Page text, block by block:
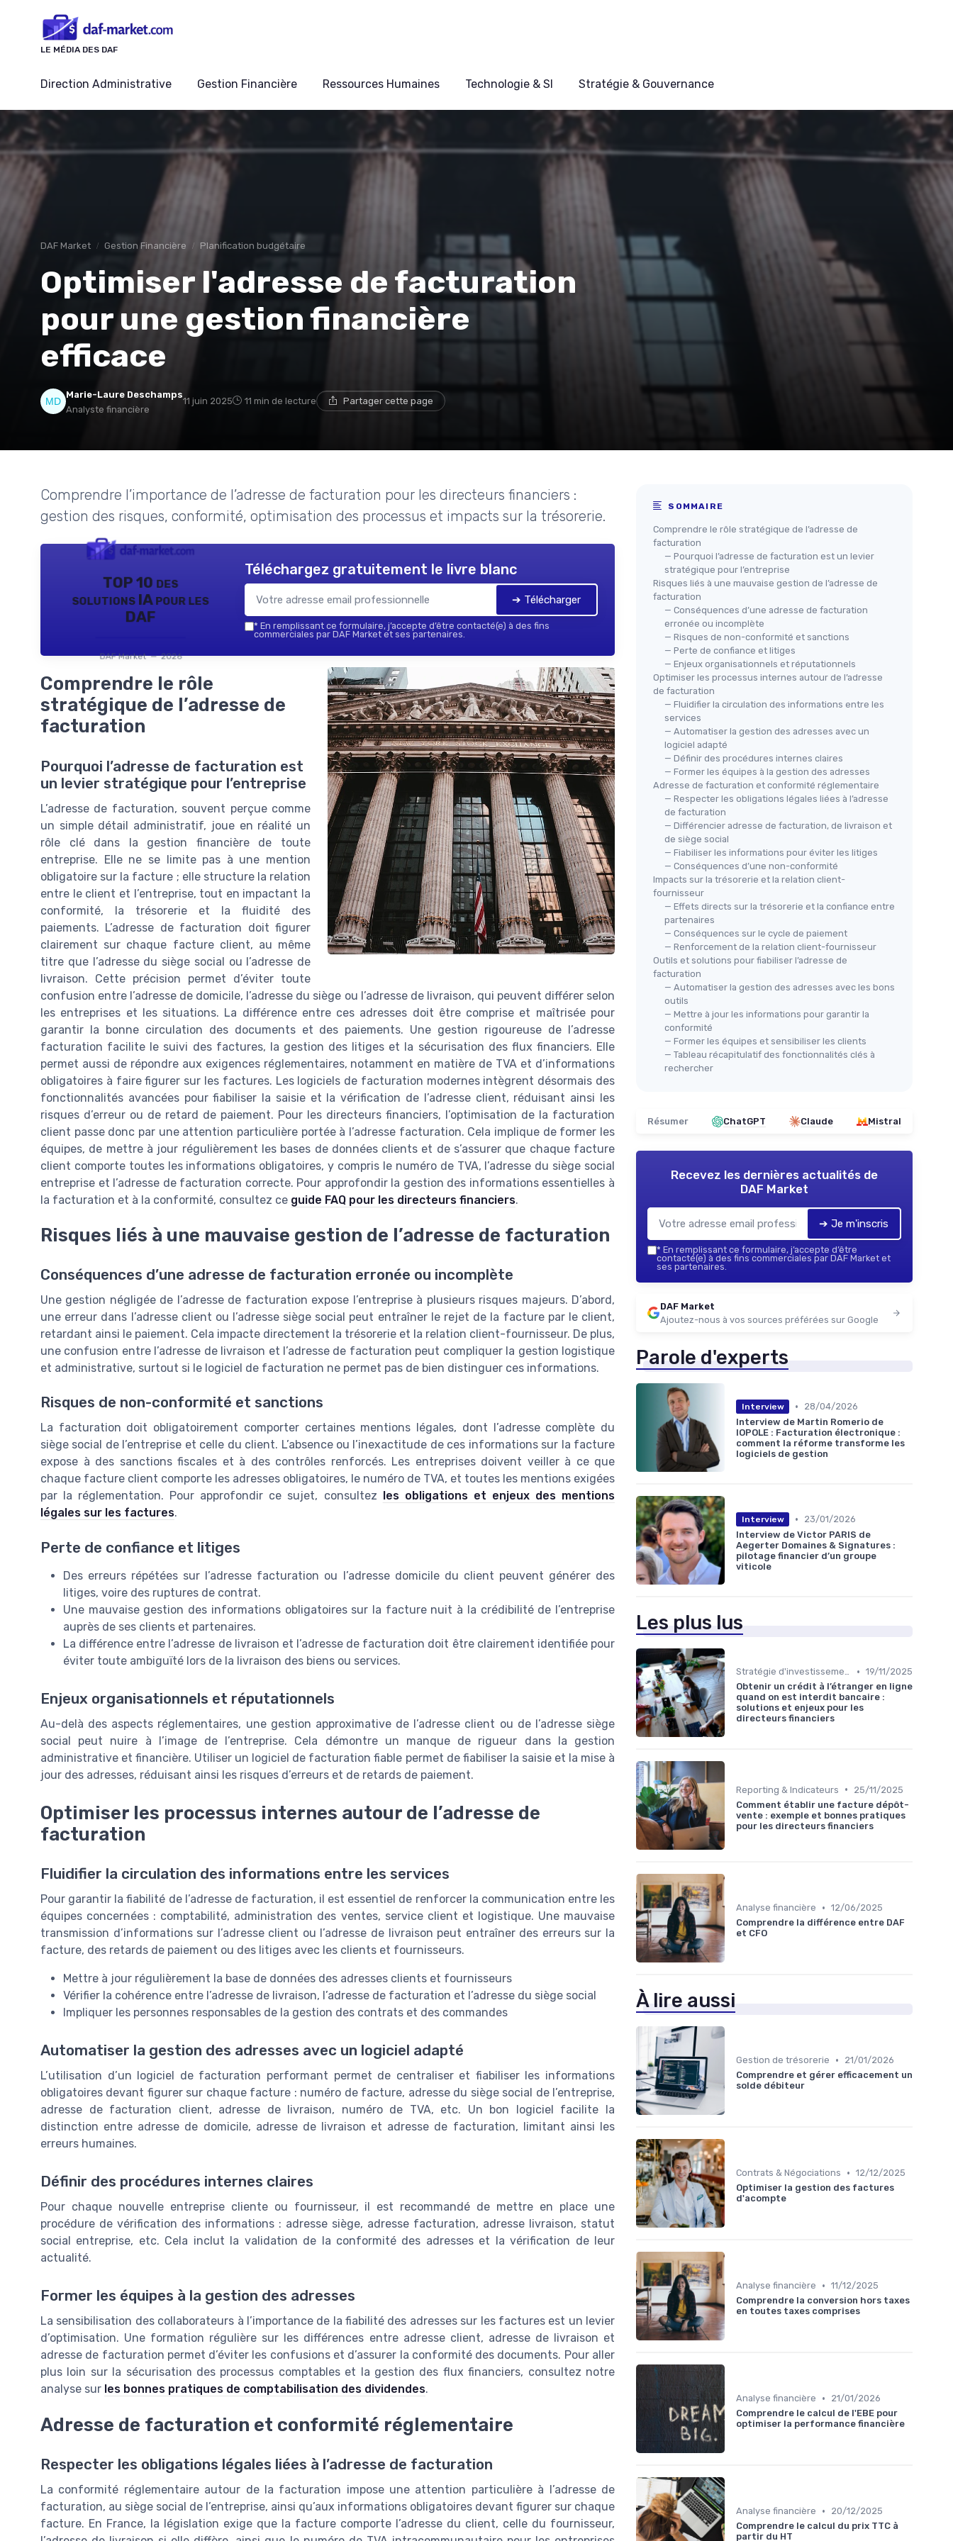
LE MÉDIA DES DAF
Direction Administrative Gestion Financière Ressources Humaines Technologie & SI Stratégie & Gouvernance
DAF Market Gestion Financière Planification budgétaire
Optimiser l'adresse de facturation
pour une gestion financière
efficace
Marie-Laure Deschamps
Analyste financière
11 juin 2025 11 min de lecture Partager cette page
Comprendre l’importance de l’adresse de facturation pour les directeurs financiers :
gestion des risques, conformité, optimisation des processus et impacts sur la trésorerie.
TOP 10 des
solutions IA pour les
DAF
DAF Market — 2026
Téléchargez gratuitement le livre blanc
➔ Télécharger
* En remplissant ce formulaire, j’accepte d’être contacté(e) à des fins
commerciales par DAF Market et ses partenaires.
Comprendre le rôle
stratégique de l’adresse de
facturation
Pourquoi l’adresse de facturation est
un levier stratégique pour l’entreprise
L’adresse de facturation, souvent perçue comme
un simple détail administratif, joue en réalité un
rôle clé dans la gestion financière de toute
entreprise. Elle ne se limite pas à une mention
obligatoire sur la facture ; elle structure la relation
entre le client et l’entreprise, tout en impactant la
conformité, la trésorerie et la fluidité des
paiements. L’adresse de facturation doit figurer
clairement sur chaque facture client, au même
titre que l’adresse du siège social ou l’adresse de
livraison. Cette précision permet d’éviter toute
confusion entre l’adresse de domicile, l’adresse du siège ou l’adresse de livraison, qui peuvent différer selon
les entreprises et les situations. La différence entre ces adresses doit être comprise et maîtrisée pour
garantir la bonne circulation des documents et des paiements. Une gestion rigoureuse de l’adresse
facturation facilite le suivi des factures, la gestion des litiges et la sécurisation des flux financiers. Elle
permet aussi de répondre aux exigences réglementaires, notamment en matière de TVA et d’informations
obligatoires à faire figurer sur les factures. Les logiciels de facturation modernes intègrent désormais des
fonctionnalités avancées pour fiabiliser la saisie et la vérification de l’adresse client, réduisant ainsi les
risques d’erreur ou de retard de paiement. Pour les directeurs financiers, l’optimisation de la facturation
client passe donc par une attention particulière portée à l’adresse facturation. Cela implique de former les
équipes, de mettre à jour régulièrement les bases de données clients et de s’assurer que chaque facture
client comporte toutes les informations obligatoires, y compris le numéro de TVA, l’adresse du siège social
entreprise et l’adresse de facturation correcte. Pour approfondir la gestion des informations essentielles à
la facturation et à la conformité, consultez ce guide FAQ pour les directeurs financiers.
Risques liés à une mauvaise gestion de l’adresse de facturation
Conséquences d’une adresse de facturation erronée ou incomplète
Une gestion négligée de l’adresse de facturation expose l’entreprise à plusieurs risques majeurs. D’abord,
une erreur dans l’adresse client ou l’adresse siège social peut entraîner le rejet de la facture par le client,
retardant ainsi le paiement. Cela impacte directement la trésorerie et la relation client-fournisseur. De plus,
une confusion entre l’adresse de livraison et l’adresse de facturation peut compliquer la gestion logistique
et administrative, surtout si le logiciel de facturation ne permet pas de bien distinguer ces informations.
Risques de non-conformité et sanctions
La facturation doit obligatoirement comporter certaines mentions légales, dont l’adresse complète du
siège social de l’entreprise et celle du client. L’absence ou l’inexactitude de ces informations sur la facture
expose à des sanctions fiscales et à des contrôles renforcés. Les entreprises doivent veiller à ce que
chaque facture client comporte les adresses obligatoires, le numéro de TVA, et toutes les mentions exigées
par la réglementation. Pour approfondir ce sujet, consultez
les obligations et enjeux des mentions
légales sur les factures.
Perte de confiance et litiges
Des erreurs répétées sur l’adresse facturation ou l’adresse domicile du client peuvent générer des
litiges, voire des ruptures de contrat.
Une mauvaise gestion des informations obligatoires sur la facture nuit à la crédibilité de l’entreprise
auprès de ses clients et partenaires.
La différence entre l’adresse de livraison et l’adresse de facturation doit être clairement identifiée pour
éviter toute ambiguïté lors de la livraison des biens ou services.
Enjeux organisationnels et réputationnels
Au-delà des aspects réglementaires, une gestion approximative de l’adresse client ou de l’adresse siège
social peut nuire à l’image de l’entreprise. Cela démontre un manque de rigueur dans la gestion
administrative et financière. Utiliser un logiciel de facturation fiable permet de fiabiliser la saisie et la mise à
jour des adresses, réduisant ainsi les risques d’erreurs et de retards de paiement.
Optimiser les processus internes autour de l’adresse de
facturation
Fluidifier la circulation des informations entre les services
Pour garantir la fiabilité de l’adresse de facturation, il est essentiel de renforcer la communication entre les
équipes concernées : comptabilité, administration des ventes, service client et logistique. Une mauvaise
transmission d’informations sur l’adresse client ou l’adresse de livraison peut entraîner des erreurs sur la
facture, des retards de paiement ou des litiges avec les clients et fournisseurs.
Mettre à jour régulièrement la base de données des adresses clients et fournisseurs
Vérifier la cohérence entre l’adresse de livraison, l’adresse de facturation et l’adresse du siège social
Impliquer les personnes responsables de la gestion des contrats et des commandes
Automatiser la gestion des adresses avec un logiciel adapté
L’utilisation d’un logiciel de facturation performant permet de centraliser et fiabiliser les informations
obligatoires devant figurer sur chaque facture : numéro de facture, adresse du siège social de l’entreprise,
adresse de facturation client, adresse de livraison, numéro de TVA, etc. Un bon logiciel facilite la
distinction entre adresse de domicile, adresse de livraison et adresse de facturation, limitant ainsi les
erreurs humaines.
Définir des procédures internes claires
Pour chaque nouvelle entreprise cliente ou fournisseur, il est recommandé de mettre en place une
procédure de vérification des informations : adresse siège, adresse facturation, adresse livraison, statut
social entreprise, etc. Cela inclut la validation de la conformité des adresses et la vérification de leur
actualité.
Former les équipes à la gestion des adresses
La sensibilisation des collaborateurs à l’importance de la fiabilité des adresses sur les factures est un levier
d’optimisation. Une formation régulière sur les différences entre adresse client, adresse de livraison et
adresse de facturation permet d’éviter les confusions et d’assurer la conformité des documents. Pour aller
plus loin sur la sécurisation des processus comptables et la gestion des flux financiers, consultez notre
analyse sur les bonnes pratiques de comptabilisation des dividendes.
Adresse de facturation et conformité réglementaire
Respecter les obligations légales liées à l’adresse de facturation
La conformité réglementaire autour de la facturation impose une attention particulière à l’adresse de
facturation, au siège social de l’entreprise, ainsi qu’aux informations obligatoires devant figurer sur chaque
facture. En France, la législation exige que la facture comporte l’adresse du client, celle du fournisseur,
SOMMAIRE
Comprendre le rôle stratégique de l’adresse de
facturation
— Pourquoi l’adresse de facturation est un levier
stratégique pour l’entreprise
Risques liés à une mauvaise gestion de l’adresse de
facturation
— Conséquences d’une adresse de facturation
erronée ou incomplète
— Risques de non-conformité et sanctions
— Perte de confiance et litiges
— Enjeux organisationnels et réputationnels
Optimiser les processus internes autour de l’adresse
de facturation
— Fluidifier la circulation des informations entre les
services
— Automatiser la gestion des adresses avec un
logiciel adapté
— Définir des procédures internes claires
— Former les équipes à la gestion des adresses
Adresse de facturation et conformité réglementaire
— Respecter les obligations légales liées à l’adresse
de facturation
— Différencier adresse de facturation, de livraison et
de siège social
— Fiabiliser les informations pour éviter les litiges
— Conséquences d’une non-conformité
Impacts sur la trésorerie et la relation client-
fournisseur
— Effets directs sur la trésorerie et la confiance entre
partenaires
— Conséquences sur le cycle de paiement
— Renforcement de la relation client-fournisseur
Outils et solutions pour fiabiliser l’adresse de
facturation
— Automatiser la gestion des adresses avec les bons
outils
— Mettre à jour les informations pour garantir la
conformité
— Former les équipes et sensibiliser les clients
— Tableau récapitulatif des fonctionnalités clés à
rechercher
Résumer ChatGPT Claude Mistral
Recevez les dernières actualités de
DAF Market
➔ Je m'inscris
* En remplissant ce formulaire, j’accepte d’être
contacté(e) à des fins commerciales par DAF Market et
ses partenaires.
DAF Market
Ajoutez-nous à vos sources préférées sur Google
Parole d'experts
Interview •
28/04/2026
Interview de Martin Romerio de
IOPOLE : Facturation électronique :
comment la réforme transforme les
logiciels de gestion
Interview •
23/01/2026
Interview de Victor PARIS de
Aegerter Domaines & Signatures :
pilotage financier d’un groupe
viticole
Les plus lus
Stratégie d'investissement • 19/11/2025
Obtenir un crédit à l’étranger en ligne
quand on est interdit bancaire :
solutions et enjeux pour les
directeurs financiers
Reporting & Indicateurs •
25/11/2025
Comment établir une facture dépôt-
vente : exemple et bonnes pratiques
pour les directeurs financiers
Analyse financière • 12/06/2025
Comprendre la différence entre DAF
et CFO
À lire aussi
Gestion de trésorerie •
21/01/2026
Comprendre et gérer efficacement un
solde débiteur
Contrats & Négociations • 12/12/2025
Optimiser la gestion des factures
d'acompte
Analyse financière • 11/12/2025
Comprendre la conversion hors taxes
en toutes taxes comprises
Analyse financière •
21/01/2026
Comprendre le calcul de l'EBE pour
optimiser la performance financière
Analyse financière •
20/12/2025
Comprendre le calcul du prix TTC à
partir du HT